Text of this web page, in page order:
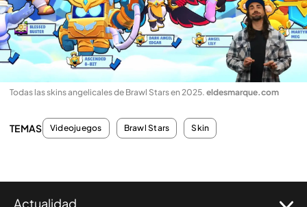
Todas las skins angelicales de Brawl Stars en 2025. eldesmarque.com
TEMAS Videojuegos Brawl Stars Skin
Actualidad